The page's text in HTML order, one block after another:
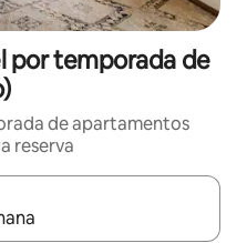
por temporada de
de apartamentos
reserva
disponíveis, explore-os